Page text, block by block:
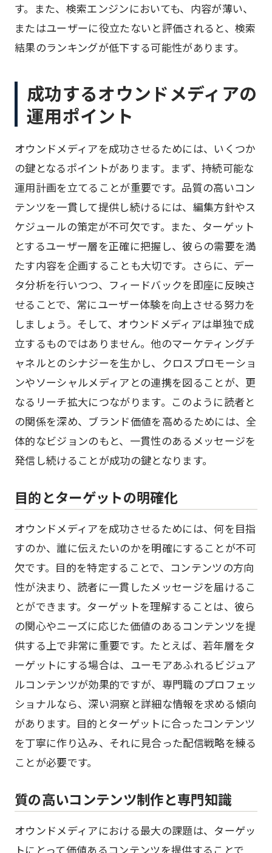
す。また、検索エンジンにおいても、内容が薄い、
またはユーザーに役立たないと評価されると、検索
結果のランキングが低下する可能性があります。
成功するオウンドメディアの
運用ポイント
オウンドメディアを成功させるためには、いくつか
の鍵となるポイントがあります。まず、持続可能な
運用計画を立てることが重要です。品質の高いコン
テンツを一貫して提供し続けるには、編集方針やス
ケジュールの策定が不可欠です。また、ターゲット
とするユーザー層を正確に把握し、彼らの需要を満
たす内容を企画することも大切です。さらに、デー
タ分析を行いつつ、フィードバックを即座に反映さ
せることで、常にユーザー体験を向上させる努力を
しましょう。そして、オウンドメディアは単独で成
立するものではありません。他のマーケティングチ
ャネルとのシナジーを生かし、クロスプロモーショ
ンやソーシャルメディアとの連携を図ることが、更
なるリーチ拡大につながります。このように読者と
の関係を深め、ブランド価値を高めるためには、全
体的なビジョンのもと、一貫性のあるメッセージを
発信し続けることが成功の鍵となります。
目的とターゲットの明確化
オウンドメディアを成功させるためには、何を目指
すのか、誰に伝えたいのかを明確にすることが不可
欠です。目的を特定することで、コンテンツの方向
性が決まり、読者に一貫したメッセージを届けるこ
とができます。ターゲットを理解することは、彼ら
の関心やニーズに応じた価値のあるコンテンツを提
供する上で非常に重要です。たとえば、若年層をタ
ーゲットにする場合は、ユーモアあふれるビジュア
ルコンテンツが効果的ですが、専門職のプロフェッ
ショナルなら、深い洞察と詳細な情報を求める傾向
があります。目的とターゲットに合ったコンテンツ
を丁寧に作り込み、それに見合った配信戦略を練る
ことが必要です。
質の高いコンテンツ制作と専門知識
オウンドメディアにおける最大の課題は、ターゲッ
トにとって価値あるコンテンツを提供することで